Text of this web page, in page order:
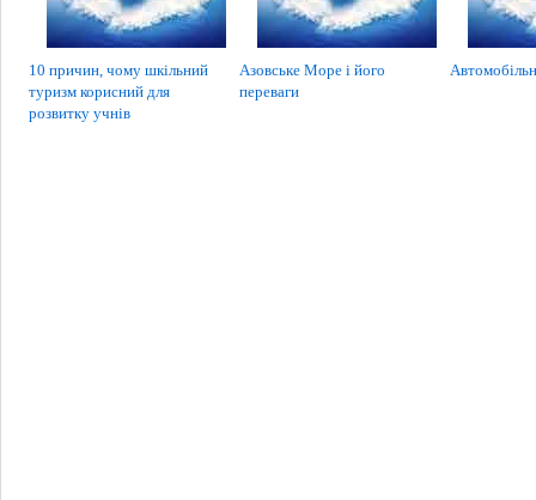
10 причин, чому шкільний
туризм корисний для
розвитку учнів
Азовське Море і його
переваги